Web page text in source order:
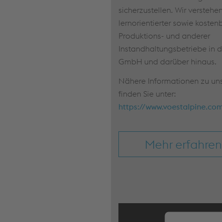
sicherzustellen. Wir
lernorientierter sowie
Produktions- und anderer
Instandhaltungsbetriebe in
GmbH und darüber hinaus.
Nähere Informationen zu
finden Sie unter:
https://
Mehr erfahren